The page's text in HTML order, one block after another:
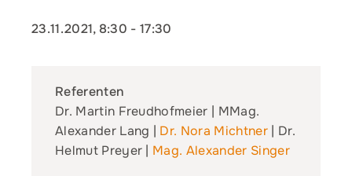
23.11.2021, 8:30 -17:30
Referenten
Dr. Martin Freudhofmeier | MMag.
Alexander Lang | Dr. Nora Michtner| Dr.
Helmut Preyer | Mag. Alexander Singer